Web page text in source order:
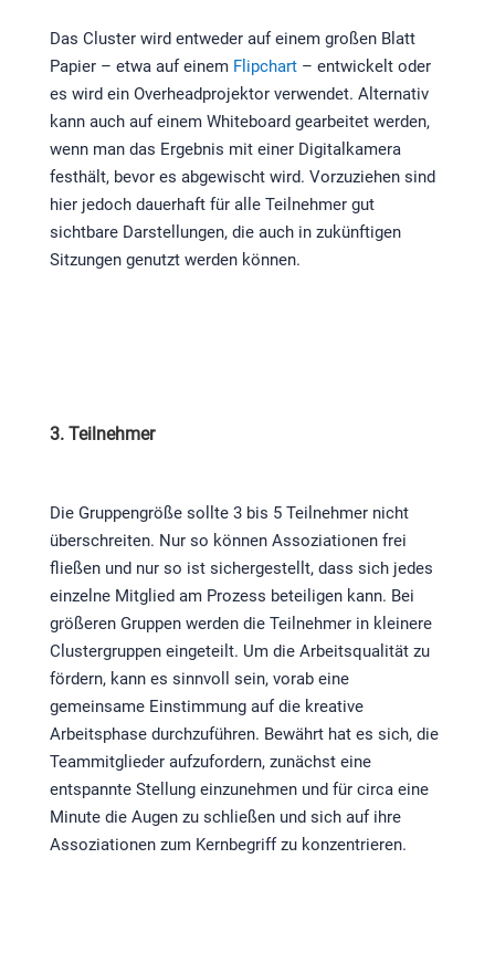
Das Cluster wird entweder auf einem großen Blatt
Papier – etwa auf einem Flipchart– entwickelt oder
es wird ein Overheadprojektor verwendet. Alternativ
kann auch auf einem Whiteboard gearbeitet werden,
wenn man das Ergebnis mit einer Digitalkamera
festhält, bevor es abgewischt wird. Vorzuziehen sind
hier jedoch dauerhaft für alle Teilnehmer gut
sichtbare Darstellungen, die auch in zukünftigen
Sitzungen genutzt werden können.
3. Teilnehmer
Die Gruppengröße sollte 3 bis 5 Teilnehmer nicht
überschreiten. Nur so können Assoziationen frei
fließen und nur so ist sichergestellt, dass sich jedes
einzelne Mitglied am Prozess beteiligen kann. Bei
größeren Gruppen werden die Teilnehmer in kleinere
Clustergruppen eingeteilt. Um die Arbeitsqualität zu
fördern, kann es sinnvoll sein, vorab eine
gemeinsame Einstimmung auf die kreative
Arbeitsphase durchzuführen. Bewährt hat es sich, die
Teammitglieder aufzufordern, zunächst eine
entspannte Stellung einzunehmen und für circa eine
Minute die Augen zu schließen und sich auf ihre
Assoziationen zum Kernbegriff zu konzentrieren.